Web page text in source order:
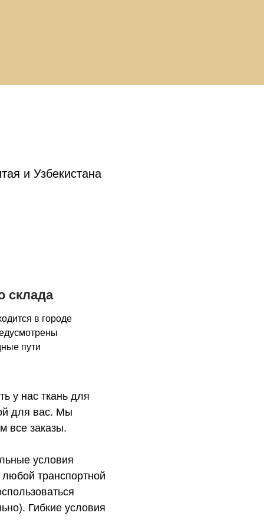
у нас ткань для
для вас. Мы
все заказы.
условия
транспортной
Гибкие условия
в городе
пути
склада
и Узбекистана